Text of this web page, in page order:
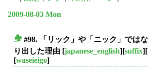
2009-08-03 Mon
#98. 「リック」や「ニック」では
り出した理由 [japanese_english][suffix][
[waseieigo]